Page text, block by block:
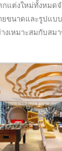
แต่งใหม่ทั้งหมดจ
ยขนาดและรูปแบ
งเหมาะสมกับสม